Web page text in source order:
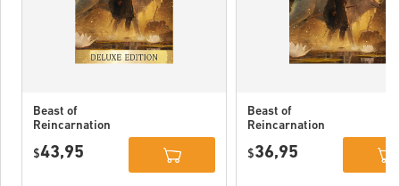
Beast of
Reincarnation
PC (STEAM)
$43,95
Beast of
Reincarnation
$36,95